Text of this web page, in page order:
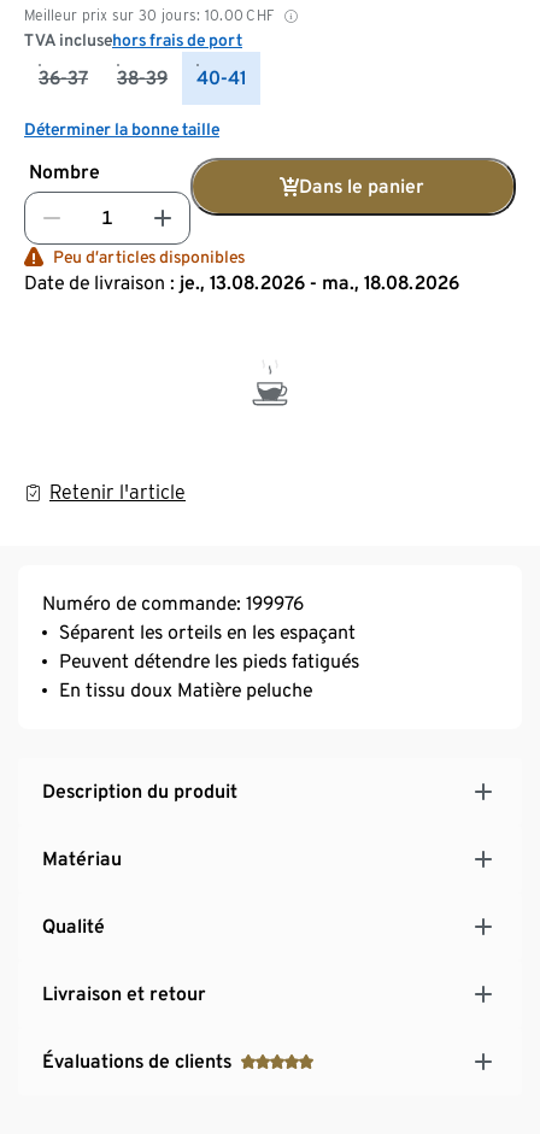
Meilleur prix sur 30 jours: 10.00 CHF
TVA inclusehors frais de port
36-37 38-39 40-41
Déterminer la bonne taille
Nombre
Dans le panier
Peu d’articles disponibles
Date de livraison : je., 13.08.2026 - ma., 18.08.2026
Retenir l'article
Numéro de commande: 199976
Séparent les orteils en les espaçant
Peuvent détendre les pieds fatigués
En tissu doux Matière peluche
Description du produit
Matériau
Qualité
Livraison et retour
Évaluations de clients